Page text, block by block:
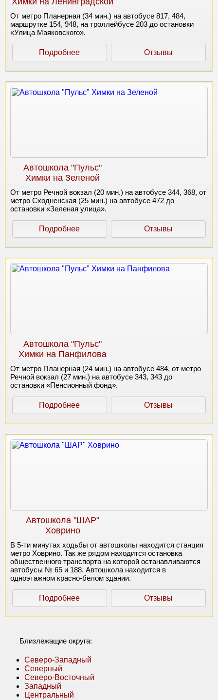
От метро Планерная (34 мин.) на автобусе 817, 484,
маршрутке 154, 948, на троллейбусе 203 до остановки
«Улица Маяковского».
Подробнее Отзывы
Автошкола "Пульс"
Химки на Зеленой
От метро Речной вокзал (20 мин.) на автобусе 344, 368, от
метро Сходненская (25 мин.) на автобусе 472 до
остановки «Зеленая улица».
Подробнее Отзывы
Автошкола "Пульс"
Химки на Панфилова
От метро Планерная (24 мин.) на автобусе 484, от метро
Речной вокзал (27 мин.) на автобусе 343, 343 до
остановки «Пенсионный фонд».
Подробнее Отзывы
Автошкола "ШАР"
Ховрино
В 5-ти минутах ходьбы от автошколы находится станция
метро Ховрино. Так же рядом находится остановка
общественного транспорта на которой останавливаются
автобусы № 65 и 188. Автошкола находится в
одноэтажном красно-белом здании.
Подробнее Отзывы
Близлежащие округа:
Северо-Западный
Северный
Северо-Восточный
Западный
Центральный